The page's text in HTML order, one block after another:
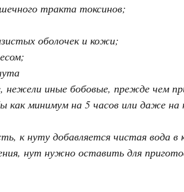
тракта токсинов;
оболочек и кожи;
нежели иные бобовые, прежде чем
как минимум на 5 часов или даже на
к нуту добавляется чистая вода в
нут нужно оставить для